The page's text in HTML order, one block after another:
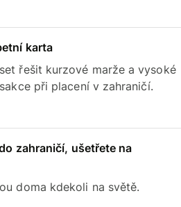
karta
řešit kurzové marže a vysoké
při placení v zahraničí.
zahraničí, ušetřete na
doma kdekoli na světě.